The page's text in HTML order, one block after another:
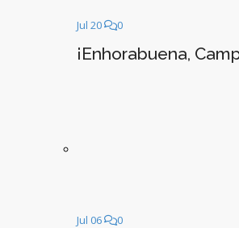
Jul 20 0
¡Enhorabuena,
Jul 06 0